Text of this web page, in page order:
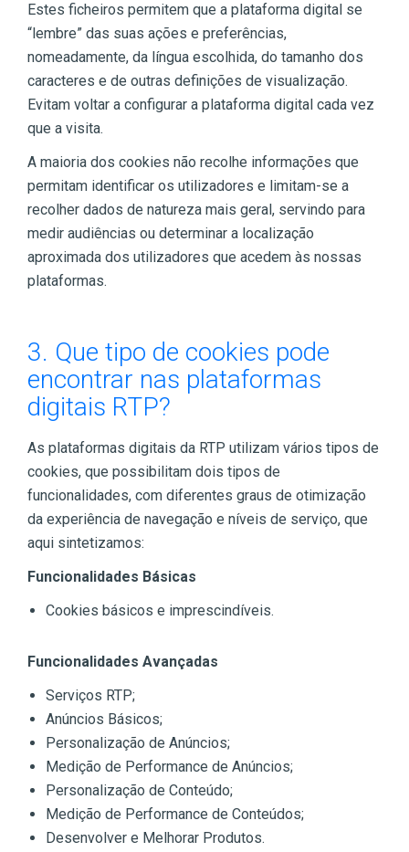
Estes ficheiros permitem que a plataforma digital se
“lembre” das suas ações e preferências,
nomeadamente, da língua escolhida, do tamanho dos
caracteres e de outras definições de visualização.
Evitam voltar a configurar a plataforma digital cada vez
que a visita.
A maioria dos cookies não recolhe informações que
permitam identificar os utilizadores e limitam-se a
recolher dados de natureza mais geral, servindo para
medir audiências ou determinar a localização
aproximada dos utilizadores que acedem às nossas
plataformas.
3. Que tipo de cookies pode
encontrar nas plataformas
digitais RTP?
As plataformas digitais da RTP utilizam vários tipos de
cookies, que possibilitam dois tipos de
funcionalidades, com diferentes graus de otimização
da experiência de navegação e níveis de serviço, que
aqui sintetizamos:
Funcionalidades Básicas
Cookies básicos e imprescindíveis.
Funcionalidades Avançadas
Serviços RTP;
Anúncios Básicos;
Personalização de Anúncios;
Medição de Performance de Anúncios;
Personalização de Conteúdo;
Medição de Performance de Conteúdos;
Desenvolver e Melhorar Produtos.